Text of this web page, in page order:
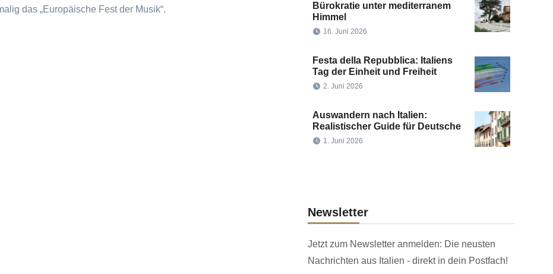
das „Europäische Fest der Musik“.
Bürokratie unter mediterranem
Himmel
16. Juni 2026
Festa della Repubblica: Italiens
Tag der Einheit und Freiheit
2. Juni 2026
Auswandern nach Italien:
Realistischer Guide für Deutsche
1. Juni 2026
Newsletter
Jetzt zum Newsletter anmelden: Die neusten
Nachrichten aus Italien - direkt in dein Postfach!